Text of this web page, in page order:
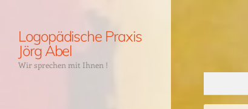
Logopädische Praxis
Jörg Abel
Wir sprechen mit Ihnen !